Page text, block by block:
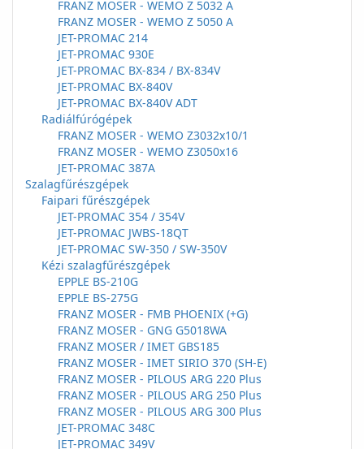
FRANZ MOSER - WEMO Z 5032 A
FRANZ MOSER - WEMO Z 5050 A
JET-PROMAC 214
JET-PROMAC 930E
JET-PROMAC BX-834 / BX-834V
JET-PROMAC BX-840V
JET-PROMAC BX-840V ADT
Radiálfúrógépek
FRANZ MOSER - WEMO Z3032x10/1
FRANZ MOSER - WEMO Z3050x16
JET-PROMAC 387A
Szalagfűrészgépek
Faipari fűrészgépek
JET-PROMAC 354 / 354V
JET-PROMAC JWBS-18QT
JET-PROMAC SW-350 / SW-350V
Kézi szalagfűrészgépek
EPPLE BS-210G
EPPLE BS-275G
FRANZ MOSER - FMB PHOENIX (+G)
FRANZ MOSER - GNG G5018WA
FRANZ MOSER / IMET GBS185
FRANZ MOSER - IMET SIRIO 370 (SH-E)
FRANZ MOSER - PILOUS ARG 220 Plus
FRANZ MOSER - PILOUS ARG 250 Plus
FRANZ MOSER - PILOUS ARG 300 Plus
JET-PROMAC 348C
JET-PROMAC 349V